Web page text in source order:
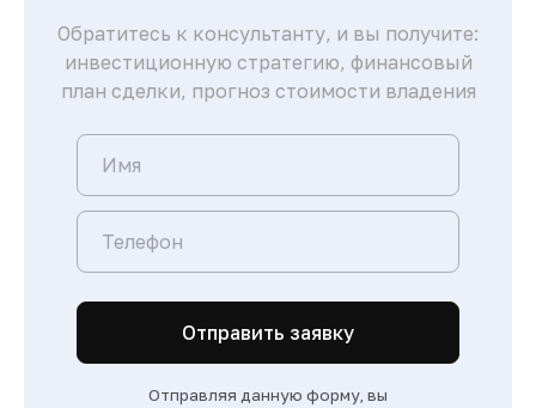
Обратитесь к консультанту, и вы получите:
инвестиционную стратегию, финансовый
план сделки, прогноз стоимости владения
Отправить заявку
Отправляя данную форму, вы